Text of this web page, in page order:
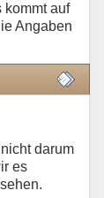
kommt auf
Angaben
darum
es